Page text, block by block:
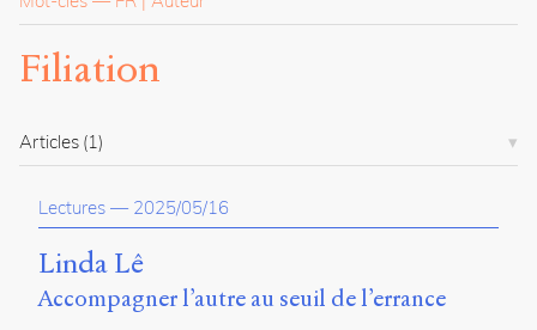
La
revue
Présentation
Publier
À
propos
du
site
Archipel
Filiation
Articles (1)
Lectures — 2025/05/16
Linda Lê
Accompagner l’autre au seuil de l’errance